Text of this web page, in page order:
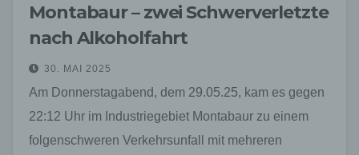
Montabaur – zwei Schwerverletzte
nach Alkoholfahrt
30. MAI 2025
Am Donnerstagabend, dem 29.05.25, kam es gegen
22:12 Uhr im Industriegebiet Montabaur zu einem
folgenschweren Verkehrsunfall mit mehreren